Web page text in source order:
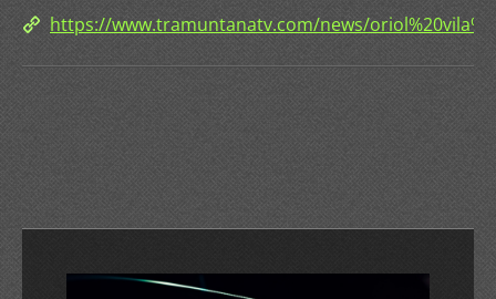
https://www.tramuntanatv.com/news/